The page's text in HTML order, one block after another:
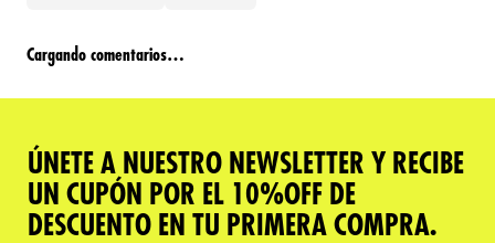
Agregar comentario
Califica el producto de 1 a 5 estrellas
★★★★★
Cargando comentarios…
ÚNETE A NUESTRO NEWSLETTER Y RECIBE
UN CUPÓN POR EL 10%OFF DE
DESCUENTO EN TU PRIMERA COMPRA.